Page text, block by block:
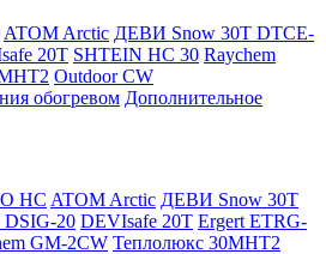
ATOM Arctic ДЕВИ Snow 30T DTCE-
20T SHTEIN HC 30 Raychem
Outdoor CW
обогревом Дополнительное
HC ATOM Arctic ДЕВИ Snow 30T
DSIG-20 DEVIsafe 20T Ergert ETRG-
GM-2CW Теплолюкс 30МНТ2